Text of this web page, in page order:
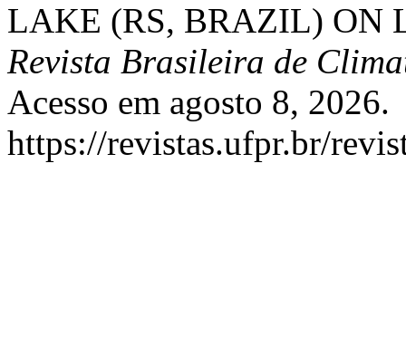
LAKE (RS, BRAZIL) ON
Revista Brasileira de
Acesso em agosto 8, 2026.
https://revistas.ufpr.br/